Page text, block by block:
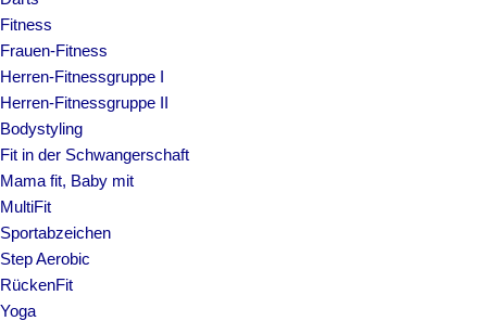
Fitness
Frauen-Fitness
Herren-Fitnessgruppe I
Herren-Fitnessgruppe II
Bodystyling
Fit in der Schwangerschaft
Mama fit, Baby mit
MultiFit
Sportabzeichen
Step Aerobic
RückenFit
Yoga